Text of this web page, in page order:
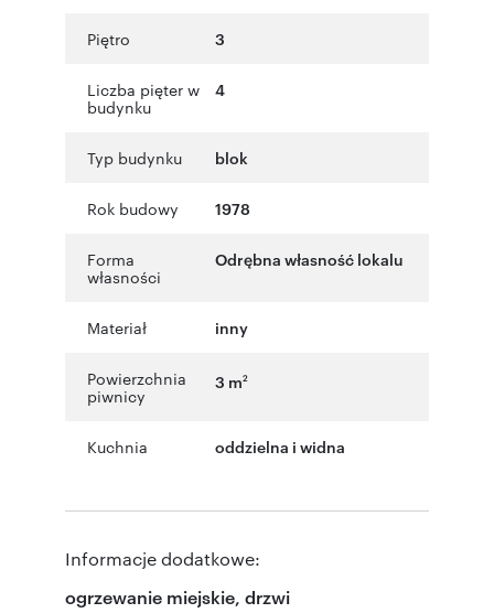
Piętro 3
Liczba pięter w
budynku
4
Typ budynku blok
Rok budowy 1978
Forma
własności
Odrębna własność lokalu
Materiał inny
Powierzchnia
piwnicy
3 m2
Kuchnia oddzielna i widna
Informacje dodatkowe:
ogrzewanie miejskie, drzwi